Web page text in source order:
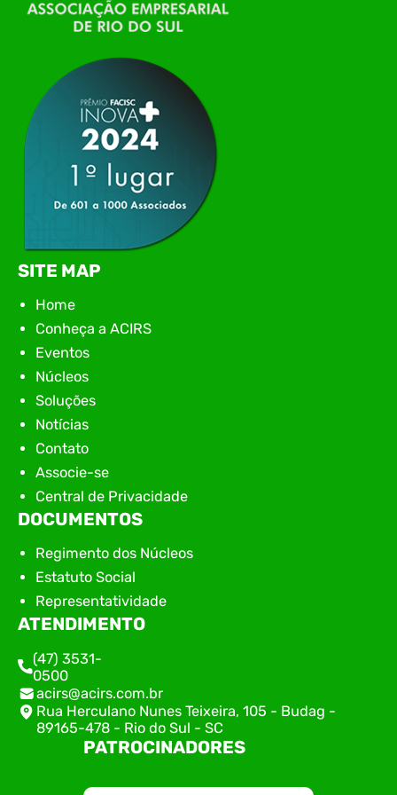
Conexão Tech NIAVI, reunindo empresas de
tecnologia da região para uma noite de
apresentação de novas iniciativas para o setor. O
encontro aconteceu em Rio…
SITE MAP
Home
Conheça a ACIRS
Eventos
Núcleos
Soluções
Notícias
Contato
Associe-se
Central de Privacidade
DOCUMENTOS
Regimento dos Núcleos
Estatuto Social
Representatividade
ATENDIMENTO
(47) 3531-
0500
acirs@acirs.com.br
Rua Herculano Nunes Teixeira, 105 - Budag -
89165-478 - Rio do Sul - SC
PATROCINADORES